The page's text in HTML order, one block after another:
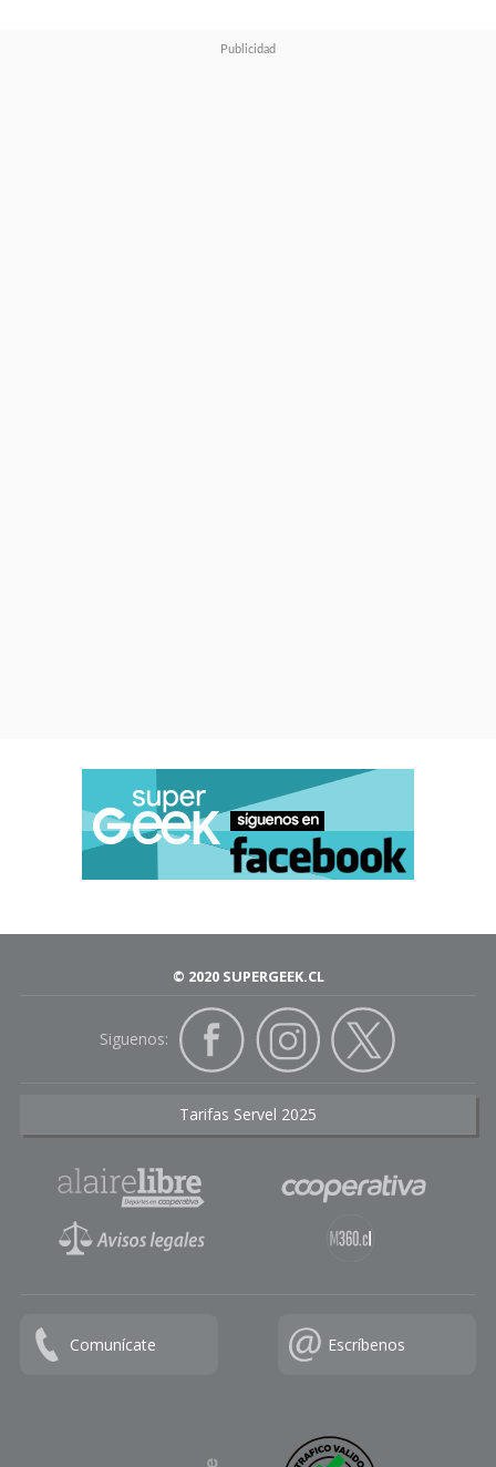
© 2020 SUPERGEEK.CL
Siguenos:
Tarifas Servel 2025
Comunícate Escríbenos